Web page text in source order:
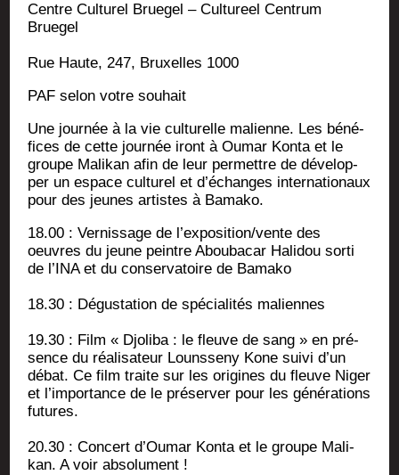
Centre Cultu­rel Brue­gel – Cultu­reel Cen­trum
Bruegel
Rue Haute, 247, Bruxelles 1000
PAF selon votre souhait
Une jour­née à la vie cultu­relle malienne. Les béné­
fices de cette jour­née iront à Oumar Kon­ta et le
groupe Mali­kan afin de leur per­mettre de déve­lop­
per un espace cultu­rel et d’é­changes inter­na­tio­naux
pour des jeunes artistes à Bamako.
18.00 : Ver­nis­sage de l’exposition/vente des
oeuvres du jeune peintre Abou­ba­car Hali­dou sor­ti
de l’I­NA et du conser­va­toire de Bamako
18.30 : Dégus­ta­tion de spé­cia­li­tés maliennes
19.30 : Film « Djo­li­ba : le fleuve de sang » en pré­
sence du réa­li­sa­teur Louns­se­ny Kone sui­vi d’un
débat. Ce film traite sur les ori­gines du fleuve Niger
et l’im­por­tance de le pré­ser­ver pour les géné­ra­tions
futures.
20.30 : Concert d’Ou­mar Kon­ta et le groupe Mali­
kan. A voir absolument !